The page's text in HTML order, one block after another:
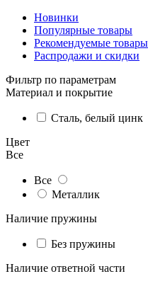
Новинки
Популярные товары
Рекомендуемые товары
Распродажи и скидки
Фильтр по параметрам
Материал и покрытие
Сталь, белый цинк
Цвет
Все
Все
Металлик
Наличие пружины
Без пружины
Наличие ответной части